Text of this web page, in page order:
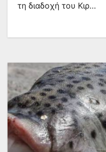
τη διαδοχή του Κιρ…